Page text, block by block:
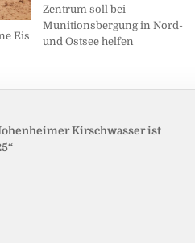
Eis
Zentrum soll bei
Munitionsbergung in Nord-
und Ostsee helfen
Kirschwasser ist